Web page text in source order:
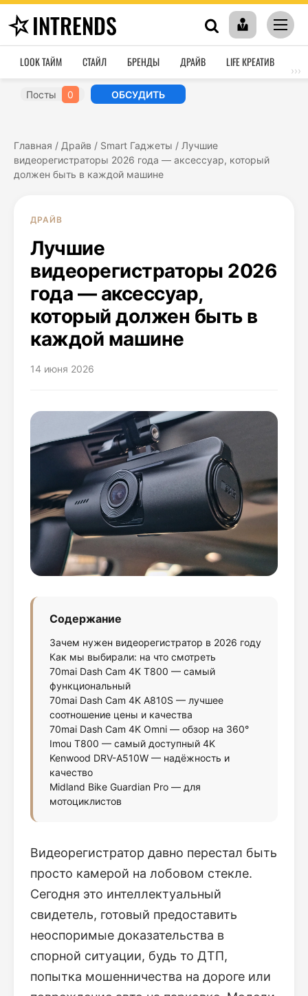
INTRENDS
LOOK ТАЙМ СТАЙЛ БРЕНДЫ ДРАЙВ LIFE КРЕАТИВ
›››
Посты 0 ОБСУДИТЬ
Главная / Драйв / Smart Гаджеты / Лучшие
видеорегистраторы 2026 года — аксессуар, который
должен быть в каждой машине
ДРАЙВ
Лучшие
видеорегистраторы 2026
года — аксессуар,
который должен быть в
каждой машине
14 июня 2026
Содержание
Зачем нужен видеорегистратор в 2026 году
Как мы выбирали: на что смотреть
70mai Dash Cam 4K T800 — самый
функциональный
70mai Dash Cam 4K A810S — лучшее
соотношение цены и качества
70mai Dash Cam 4K Omni — обзор на 360°
Imou T800 — самый доступный 4K
Kenwood DRV-A510W — надёжность и
качество
Midland Bike Guardian Pro — для
мотоциклистов
Видеорегистратор давно перестал быть
просто камерой на лобовом стекле.
Сегодня это интеллектуальный
свидетель, готовый предоставить
неоспоримые доказательства в
спорной ситуации, будь то ДТП,
попытка мошенничества на дороге или